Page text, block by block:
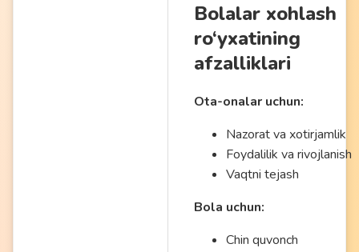
Bolalar xohlash
ro‘yxatining
afzalliklari
Ota-onalar uchun:
Nazorat va xotirjamlik
Foydalilik va rivojlanish
Vaqtni tejash
Bola uchun:
Chin quvonch